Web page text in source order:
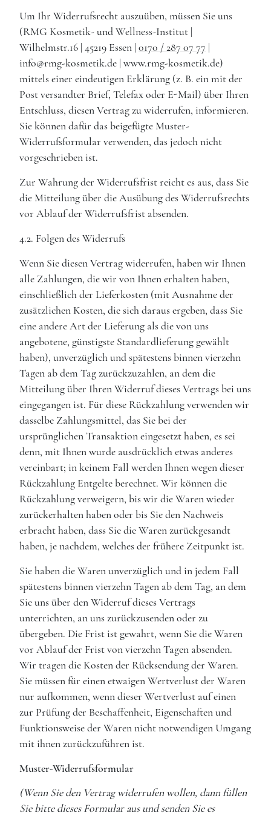
Um Ihr Widerrufsrecht auszuüben, müssen Sie uns
(RMG Kosmetik- und Wellness-Institut |
Wilhelmstr.16 | 45219 Essen |0170 / 287 07 77
info@rmg-kosmetik.de | www.rmg-kosmetik.de)
mittels einer eindeutigen Erklärung (z. B. ein mit der
Post versandter Brief, Telefax oder E-Mail) über Ihren
Entschluss, diesen Vertrag zu widerrufen, informieren.
Sie können dafür das beigefügte Muster-
Widerrufsformular verwenden, das jedoch nicht
vorgeschrieben ist.
Zur Wahrung der Widerrufsfrist reicht es aus, dass Sie
die Mitteilung über die Ausübung des Widerrufsrechts
vor Ablauf der Widerrufsfrist absenden.
4.2. Folgen des Widerrufs
Wenn Sie diesen Vertrag widerrufen, haben wir Ihnen
alle Zahlungen, die wir von Ihnen erhalten haben,
einschließlich der Lieferkosten (mit Ausnahme der
zusätzlichen Kosten, die sich daraus ergeben, dass Sie
eine andere Art der Lieferung als die von uns
angebotene, günstigste Standardlieferung gewählt
haben), unverzüglich und spätestens binnen vierzehn
Tagen ab dem Tag zurückzuzahlen, an dem die
Mitteilung über Ihren Widerruf dieses Vertrags bei uns
eingegangen ist. Für diese Rückzahlung verwenden wir
dasselbe Zahlungsmittel, das Sie bei der
ursprünglichen Transaktion eingesetzt haben, es sei
denn, mit Ihnen wurde ausdrücklich etwas anderes
vereinbart; in keinem Fall werden Ihnen wegen dieser
Rückzahlung Entgelte berechnet. Wir können die
Rückzahlung verweigern, bis wir die Waren wieder
zurückerhalten haben oder bis Sie den Nachweis
erbracht haben, dass Sie die Waren zurückgesandt
haben, je nachdem, welches der frühere Zeitpunkt ist.
Sie haben die Waren unverzüglich und in jedem Fall
spätestens binnen vierzehn Tagen ab dem Tag, an dem
Sie uns über den Widerruf dieses Vertrags
unterrichten, an uns zurückzusenden oder zu
übergeben. Die Frist ist gewahrt, wenn Sie die Waren
vor Ablauf der Frist von vierzehn Tagen absenden.
Wir tragen die Kosten der Rücksendung der Waren.
Sie müssen für einen etwaigen Wertverlust der Waren
nur aufkommen, wenn dieser Wertverlust auf einen
zur Prüfung der Beschaffenheit, Eigenschaften und
Funktionsweise der Waren nicht notwendigen Umgang
mit ihnen zurückzuführen ist.
Muster-Widerrufsformular
(Wenn Sie den Vertrag widerrufen wollen, dann füllen
Sie bitte dieses Formular aus und senden Sie es